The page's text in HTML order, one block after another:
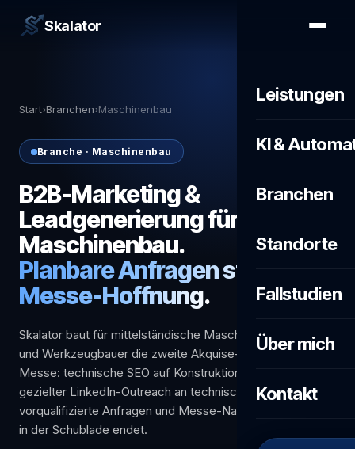
Skalator
Leistungen
KI &
Branchen
Standorte
Fallstudien
Über mich
Kontakt
Start›Branchen›Maschinenbau
Branche · Maschinenbau
B2B-Marketing &
Leadgenerierung für den
Maschinenbau.
Planbare Anfragen statt
Messe-Hoffnung.
Skalator baut für mittelständische Maschinen-, Anlagen-
und Werkzeugbauer die zweite Akquise-Säule jenseits der
Messe: technische SEO auf Konstruktions-Suchanfragen,
gezielter LinkedIn-Outreach an technische Entscheider,
vorqualifizierte Anfragen und Messe-Nachfass, der nicht
in der Schublade endet.